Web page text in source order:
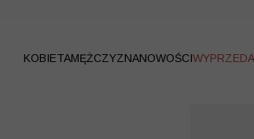
KOBIETAMĘŻCZYZNANOWOŚCI